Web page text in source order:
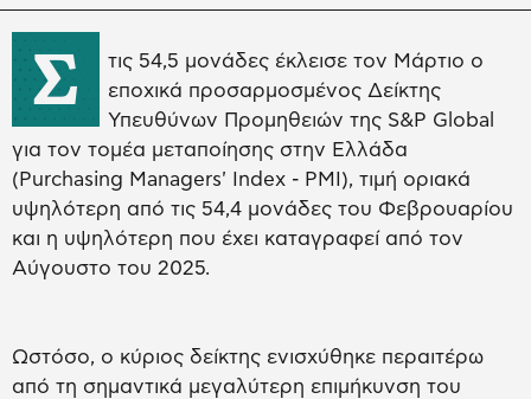
Σ
τις 54,5 μονάδες έκλεισε τον Μάρτιο ο
εποχικά προσαρμοσμένος Δείκτης
Υπευθύνων Προμηθειών της S&P Global
για τον τομέα μεταποίησης στην Ελλάδα
(Purchasing Managers' Index - PMI), τιμή οριακά
υψηλότερη από τις 54,4 μονάδες του Φεβρουαρίου
και η υψηλότερη που έχει καταγραφεί από τον
Αύγουστο του 2025.
Ωστόσο, ο κύριος δείκτης ενισχύθηκε περαιτέρω
από τη σημαντικά μεγαλύτερη επιμήκυνση του